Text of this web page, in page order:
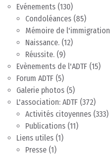
Evénements (130)
Condoléances (85)
Mémoire de l'immigration
Naissance. (12)
Réussite. (9)
Evènements de l'ADTF (15)
Forum ADTF (5)
Galerie photos (5)
L'association: ADTF (372)
Activités citoyennes (333)
Publications (11)
Liens utiles (1)
Presse (1)